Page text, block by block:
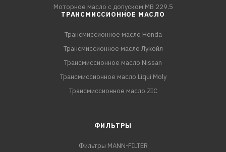
Моторное масло с допуском MB 229.5
ТРАНСМИССИОННОЕ МАСЛО
Трансмиссионное масло Honda
Трансмиссионное масло Лукойл
Трансмиссионное масло Nissan
Трансмиссионное масло Liqui Moly
Трансмиссионное масло ZIC
ФИЛЬТРЫ
Фильтры MANN-FILTER